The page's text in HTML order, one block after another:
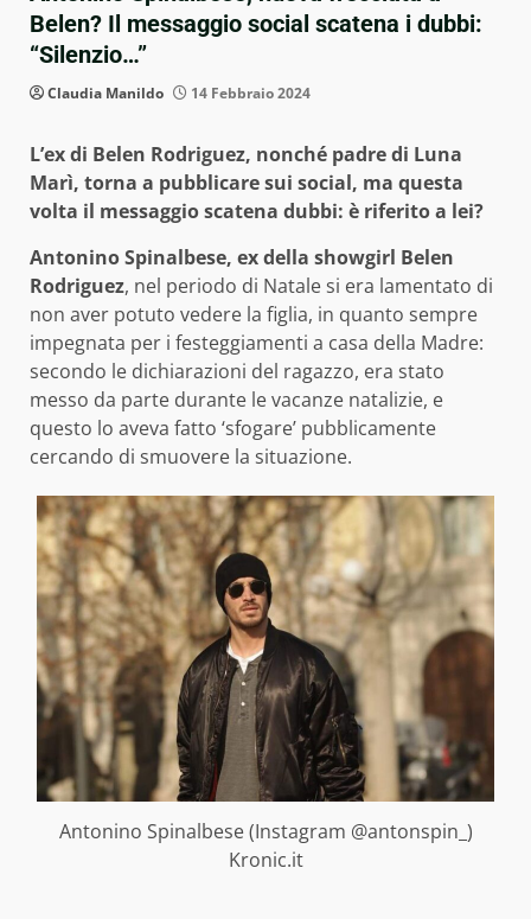
Belen? Il messaggio social scatena i dubbi:
“Silenzio…”
Claudia Manildo 14 Febbraio 2024
L’ex di Belen Rodriguez, nonché padre di Luna
Marì, torna a pubblicare sui social, ma questa
volta il messaggio scatena dubbi: è riferito a lei?
Antonino Spinalbese, ex della showgirl Belen
Rodriguez, nel periodo di Natale si era lamentato di
non aver potuto vedere la figlia, in quanto sempre
impegnata per i festeggiamenti a casa della Madre:
secondo le dichiarazioni del ragazzo, era stato
messo da parte durante le vacanze natalizie, e
questo lo aveva fatto ‘sfogare’ pubblicamente
cercando di smuovere la situazione.
Antonino Spinalbese (Instagram @antonspin_)
Kronic.it